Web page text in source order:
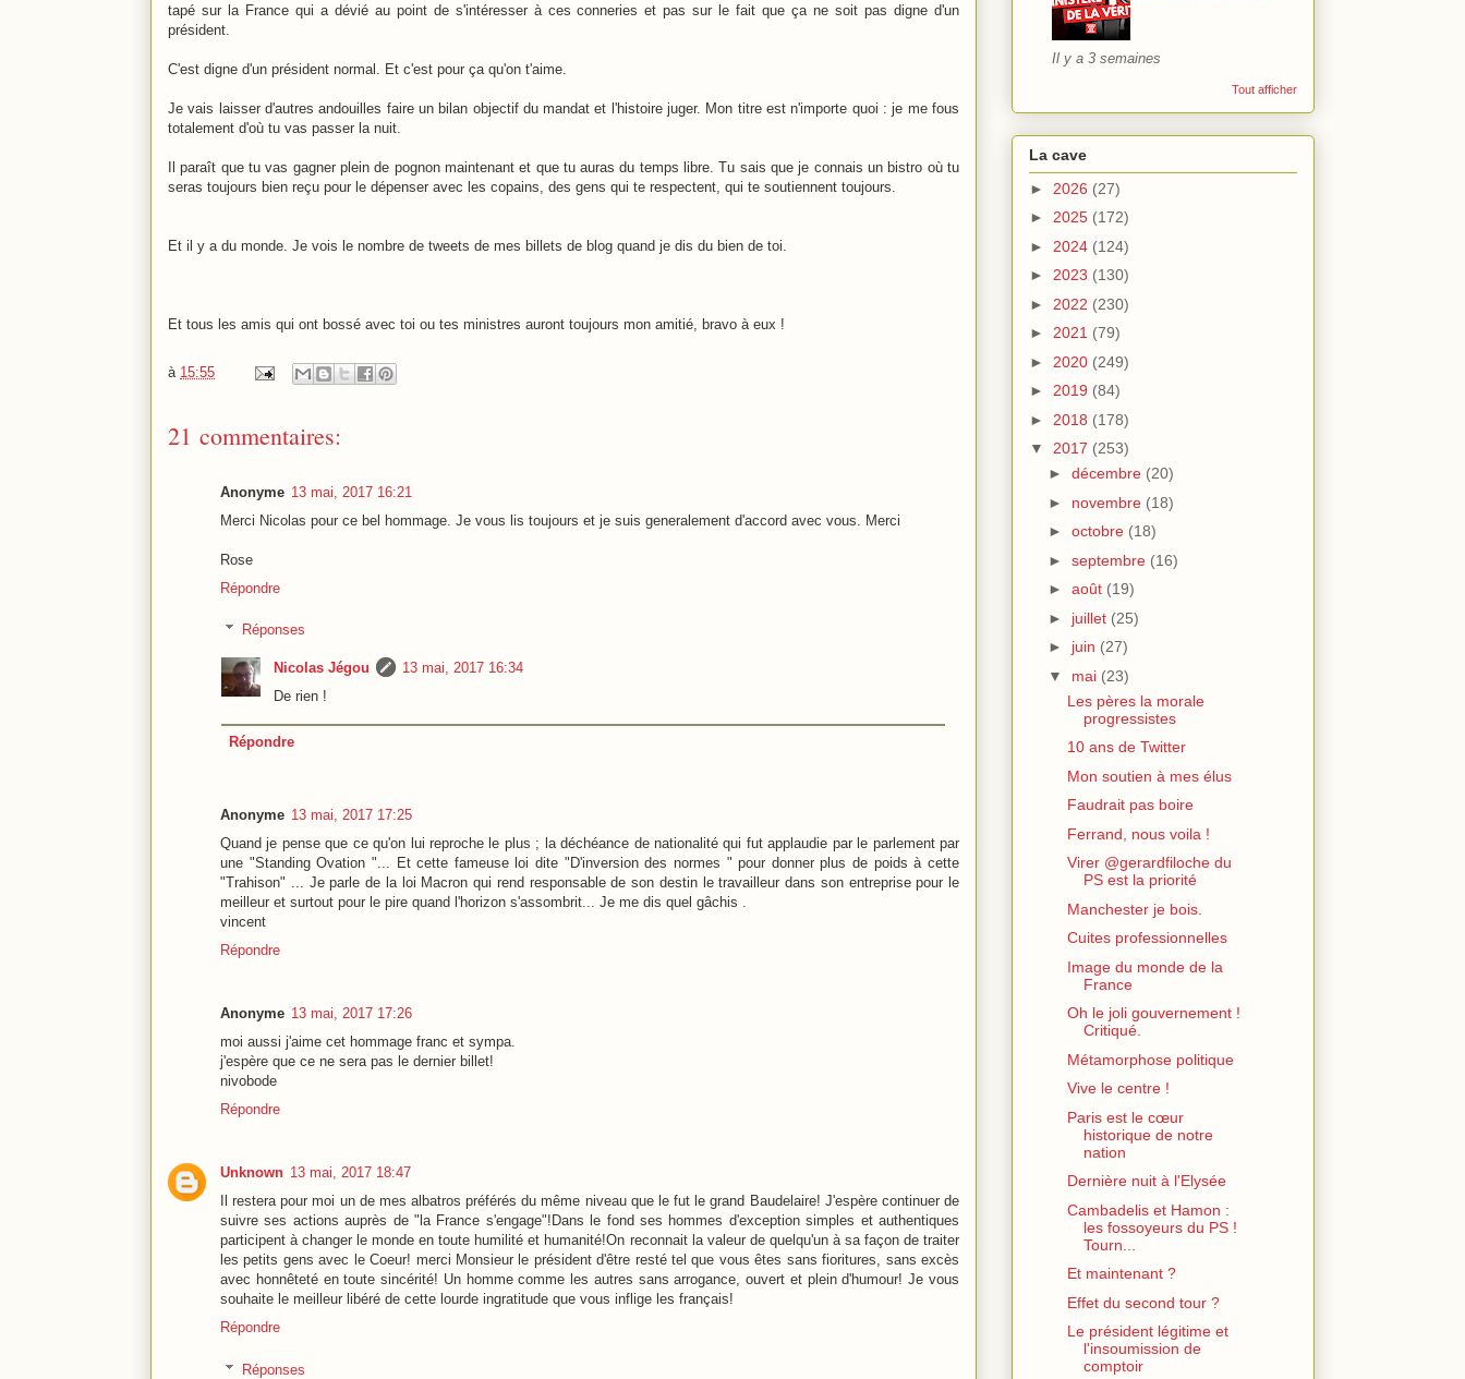
tapé sur la France qui a dévié au point de s'intéresser à ces conneries et pas sur le fait que ça ne soit pas digne d'un
président.
C'est digne d'un président normal. Et c'est pour ça qu'on t'aime.
Je vais laisser d'autres andouilles faire un bilan objectif du mandat et l'histoire juger. Mon titre est n'importe quoi : je me fous
totalement d'où tu vas passer la nuit.
Il paraît que tu vas gagner plein de pognon maintenant et que tu auras du temps libre. Tu sais que je connais un bistro où tu
seras toujours bien reçu pour le dépenser avec les copains, des gens qui te respectent, qui te soutiennent toujours.
Et il y a du monde. Je vois le nombre de tweets de mes billets de blog quand je dis du bien de toi.
Et tous les amis qui ont bossé avec toi ou tes ministres auront toujours mon amitié, bravo à eux !
à 15:55
21 commentaires:
Anonyme 13 mai, 2017 16:21
Merci Nicolas pour ce bel hommage. Je vous lis toujours et je suis generalement d'accord avec vous. Merci
Rose
Répondre
Réponses
Nicolas Jégou
13 mai, 2017 16:34
De rien !
Répondre
Anonyme 13 mai, 2017 17:25
Quand je pense que ce qu'on lui reproche le plus ; la déchéance de nationalité qui fut applaudie par le parlement par
une "Standing Ovation "... Et cette fameuse loi dite "D'inversion des normes " pour donner plus de poids à cette
"Trahison" ... Je parle de la loi Macron qui rend responsable de son destin le travailleur dans son entreprise pour le
meilleur et surtout pour le pire quand l'horizon s'assombrit... Je me dis quel gâchis .
vincent
Répondre
Anonyme 13 mai, 2017 17:26
moi aussi j'aime cet hommage franc et sympa.
j'espère que ce ne sera pas le dernier billet!
nivobode
Répondre
Unknown 13 mai, 2017 18:47
Il restera pour moi un de mes albatros préférés du même niveau que le fut le grand Baudelaire! J'espère continuer de
suivre ses actions auprès de "la France s'engage"!Dans le fond ses hommes d'exception simples et authentiques
participent à changer le monde en toute humilité et humanité!On reconnait la valeur de quelqu'un à sa façon de traiter
les petits gens avec le Coeur! merci Monsieur le président d'être resté tel que vous êtes sans fioritures, sans excès
avec honnêteté en toute sincérité! Un homme comme les autres sans arrogance, ouvert et plein d'humour! Je vous
souhaite le meilleur libéré de cette lourde ingratitude que vous inflige les français!
Répondre
Réponses
Il y a 3 semaines
Tout afficher
La cave
► 2026 (27)
► 2025 (172)
► 2024 (124)
► 2023 (130)
► 2022 (230)
► 2021 (79)
► 2020 (249)
► 2019 (84)
► 2018 (178)
▼ 2017 (253)
► décembre (20)
► novembre (18)
► octobre (18)
► septembre (16)
► août (19)
► juillet (25)
► juin (27)
▼ mai (23)
Les pères la morale
progressistes
10 ans de Twitter
Mon soutien à mes élus
Faudrait pas boire
Ferrand, nous voila !
Virer @gerardfiloche du
PS est la priorité
Manchester je bois.
Cuites professionnelles
Image du monde de la
France
Oh le joli gouvernement !
Critiqué.
Métamorphose politique
Vive le centre !
Paris est le cœur
historique de notre
nation
Dernière nuit à l'Elysée
Cambadelis et Hamon :
les fossoyeurs du PS !
Tourn...
Et maintenant ?
Effet du second tour ?
Le président légitime et
l'insoumission de
comptoir